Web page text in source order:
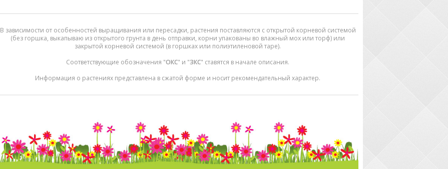
В зависимости от особенностей выращивания или пересадки, растения поставляются с открытой корневой системой
(без горшка, выкапываю из открытого грунта в день отправки, корни упакованы во влажный мох или торф) или
закрытой корневой системой (в горшках или полиэтиленовой таре).
Соответствующие обозначения "ОКС" и "ЗКС" ставятся в начале описания.
Информация о растениях представлена в сжатой форме и носит рекомендательный характер.